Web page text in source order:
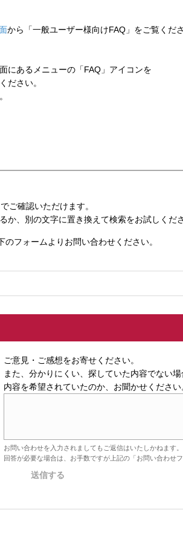
から「一般ユーザー様向けFAQ」をご覧くださ
にあるメニューの「FAQ」アイコンを
ださい。
でご確認いただけます。
、別の文字に置き換えて検索をお試しくださ
フォームよりお問い合わせください。
ご意見・ご感想をお寄せください。
また、分かりにくい、探していた内容でない
内容を希望されていたのか、お聞かせください
お問い合わせを入力されましてもご返信はいたしかねます。
回答が必要な場合は、お手数ですが上記の「お問い合わせ